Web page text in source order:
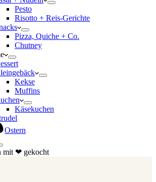
Pesto
Risotto + Reis-Gerichte
Pizza, Quiche + Co.
Chutney
Kekse
Muffins
Käsekuchen
Ostern
mit ❤ gekocht